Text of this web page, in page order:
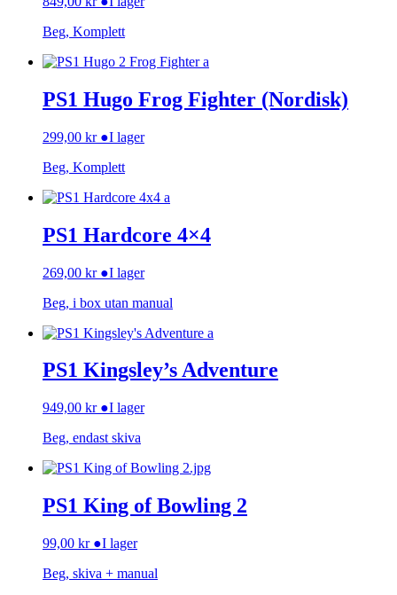
Beg, Komplett
PS1 Hugo Frog Fighter (Nordisk)
299,00 kr ●I lager
Beg, Komplett
PS1 Hardcore 4×4
269,00 kr ●I lager
Beg, i box utan manual
PS1 Kingsley’s Adventure
949,00 kr ●I lager
Beg, endast skiva
PS1 King of Bowling 2
99,00 kr ●I lager
Beg, skiva + manual